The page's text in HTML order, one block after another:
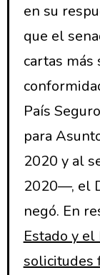
en su
que el
cartas
País
para
2020 y al
2020—, el
negó. En
Estado y el
solicitudes